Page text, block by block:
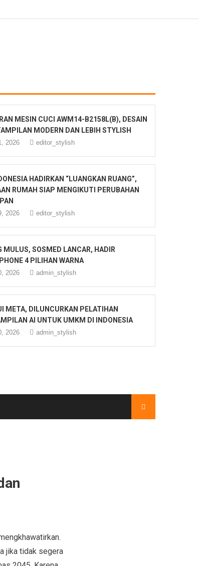
MESIN CUCI AWM14-B2158L(B), DESAIN
MODERN DAN LEBIH STYLISH
2026 editor_stylish
HADIRKAN “LUANGKAN RUANG”,
RUMAH SIAP MENGIKUTI PERUBAHAN
2026 editor_stylish
MULUS, SOSMED LANCAR, HADIR
4 PILIHAN WARNA
2026 admin_stylish
META, DILUNCURKAN PELATIHAN
AI UNTUK UMKM DI INDONESIA
2026 admin_stylish
jika tidak segera